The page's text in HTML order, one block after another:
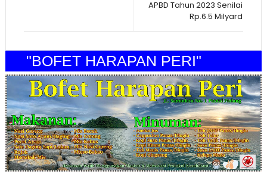
APBD Tahun 2023 Senilai
Rp.6.5 Milyard
"BOFET HARAPAN PERI"